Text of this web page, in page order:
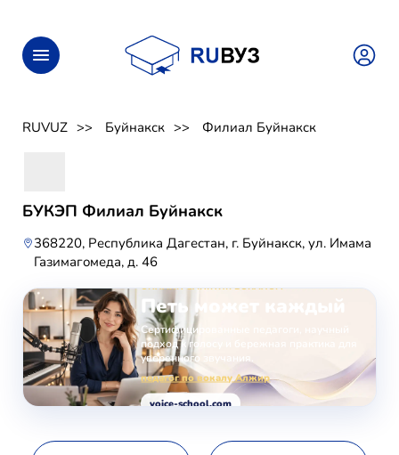
RUVUZ Буйнакск Филиал Буйнакск
БУКЭП Филиал Буйнакск
368220, Республика Дагестан, г. Буйнакск, ул. Имама
Газимагомеда, д. 46
ОНЛАЙН-ЗАНЯТИЯ ВОКАЛОМ
Петь может каждый
Сертифицированные педагоги, научный
подход к голосу и бережная практика для
уверенного звучания.
педагог по вокалу Алжир
voice-school.com